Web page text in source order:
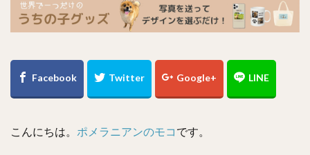
こんにちは。 ポメラニアンのモコ です。